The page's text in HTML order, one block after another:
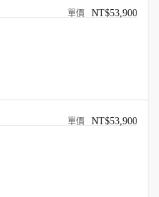
NT$53,900
NT$53,900